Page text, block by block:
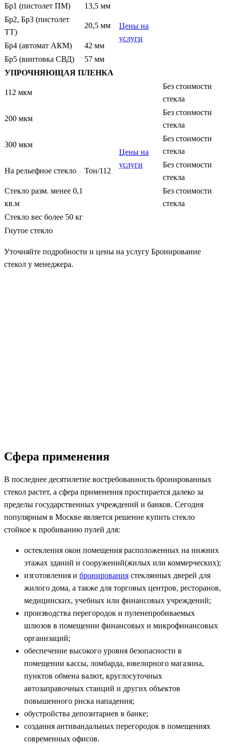
Бр1 (пистолет ПМ)
13,5 мм
Цены на
услуги
Бр2, Бр3 (пистолет
ТТ)
20,5 мм
Бр4 (автомат АКМ)
42 мм
Бр5 (винтовка СВД)
57 мм
УПРОЧНЯЮЩАЯ ПЛЕНКА
112 мкм
Цены на
услуги
Без стоимости
стекла
200 мкм
Без стоимости
стекла
300 мкм
Без стоимости
стекла
На рельефное стекло Тон/112
Без стоимости
стекла
Стекло разм. менее 0,1
кв.м
Без стоимости
стекла
Стекло вес более 50 кг
Гнутое стекло
Уточняйте подробности и цены на услугу Бронирование
стекол у менеджера.
Сфера применения
В последнее десятилетие востребованность бронированных
стекол растет, а сфера применения простирается далеко за
пределы государственных учреждений и банков. Сегодня
популярным в Москве является решение купить стекло
стойкое к пробиванию пулей для:
остекления окон помещения расположенных на нижних
этажах зданий и сооружений(жилых или коммерческих);
изготовления и бронирования стеклянных дверей для
жилого дома, а также для торговых центров, ресторанов,
медицинских, учебных или финансовых учреждений;
производства перегородок и пуленепробиваемых
шлюзов в помещении финансовых и микрофинансовых
организаций;
обеспечение высокого уровня безопасности в
помещении кассы, ломбарда, ювелирного магазина,
пунктов обмена валют, круглосуточных
автозаправочных станций и других объектов
повышенного риска нападения;
обустройства депозитариев в банке;
создания антивандальных перегородок в помещениях
современных офисов.